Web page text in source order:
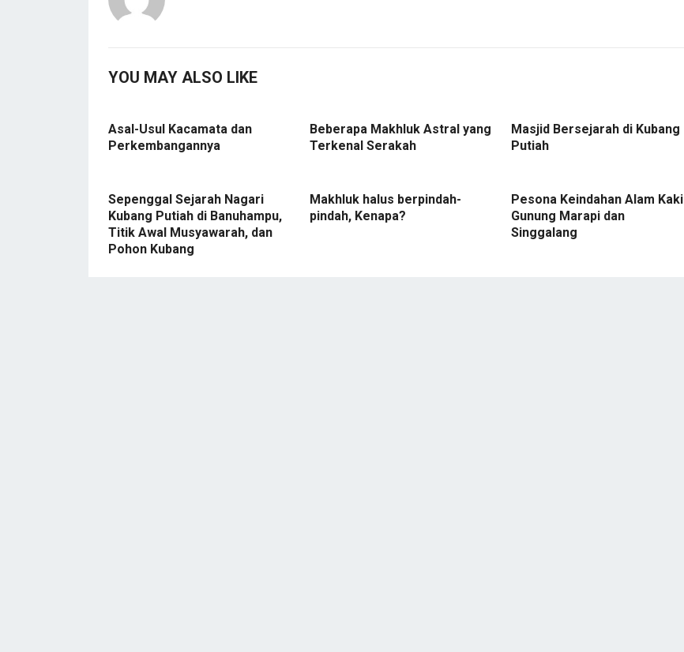
YOU MAY ALSO LIKE
Asal-Usul Kacamata dan
Perkembangannya
Beberapa Makhluk Astral yang
Terkenal Serakah
Masjid Bersejarah di Kubang
Putiah
Sepenggal Sejarah Nagari
Kubang Putiah di Banuhampu,
Titik Awal Musyawarah, dan
Pohon Kubang
Makhluk halus berpindah-
pindah, Kenapa?
Pesona Keindahan Alam Kaki
Gunung Marapi dan
Singgalang